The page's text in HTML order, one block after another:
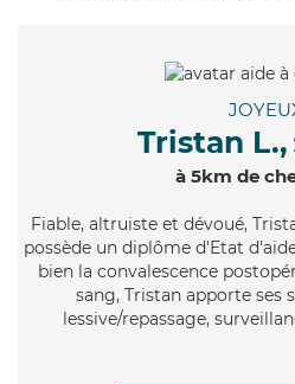
Tristan L.,
à 5km de
Fiable, altruiste et dévoué,
possède un diplôme d'Etat
bien la convalescence
sang, Tristan apporte ses
lessive/repassage,